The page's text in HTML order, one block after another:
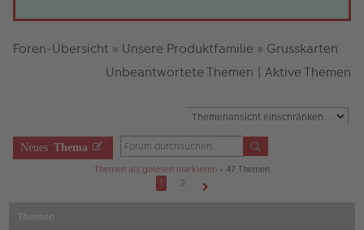
Foren-Übersicht » Unsere Produktfamilie » Grusskarten
Unbeantwortete Themen | Aktive Themen
Neues Thema
Themen als gelesen markieren • 47 Themen
1
2